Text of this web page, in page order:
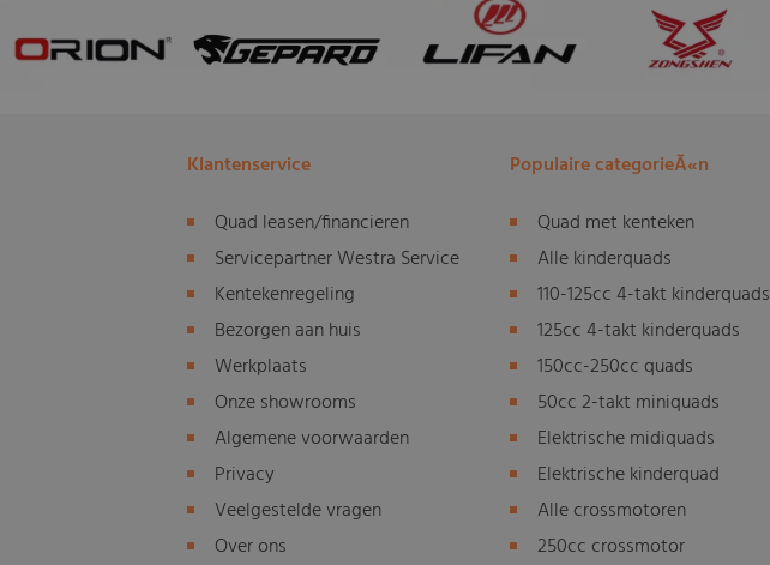
Klantenservice
Quad leasen/financieren
Servicepartner Westra Service
Kentekenregeling
Bezorgen aan huis
Werkplaats
Onze showrooms
Algemene voorwaarden
Privacy
Veelgestelde vragen
Over ons
Populaire categorieÃ«n
Quad met kenteken
Alle kinderquads
110-125cc 4-takt kinderquads
125cc 4-takt kinderquads
150cc-250cc quads
50cc 2-takt miniquads
Elektrische midiquads
Elektrische kinderquad
Alle crossmotoren
250cc crossmotor